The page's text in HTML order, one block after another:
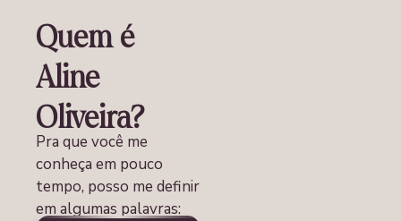
Quem é
Aline
Oliveira?
Pra que você me
conheça em pouco
tempo, posso me definir
em algumas palavras: